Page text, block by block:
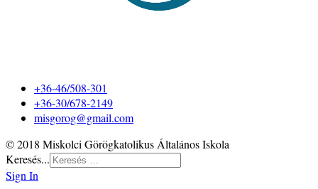
+36-46/508-301
+36-30/678-2149
misgorog@gmail.com
© 2018 Miskolci Görögkatolikus Általános Iskola
Keresés...
Sign In